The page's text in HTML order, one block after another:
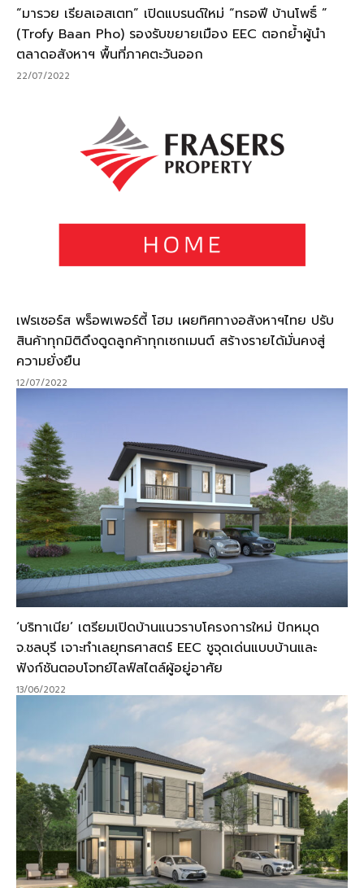
“มารวย เรียลเอสเตท” เปิดแบรนด์ใหม่ “ทรอฟี บ้านโพธิ์ ”
(Trofy Baan Pho) รองรับขยายเมือง EEC ตอกย้ำผู้นำ
ตลาดอสังหาฯ พื้นที่ภาคตะวันออก
22/07/2022
เฟรเซอร์ส พร็อพเพอร์ตี้ โฮม เผยทิศทางอสังหาฯไทย ปรับ
สินค้าทุกมิติดึงดูดลูกค้าทุกเซกเมนต์ สร้างรายได้มั่นคงสู่
ความยั่งยืน
12/07/2022
‘บริทาเนีย’ เตรียมเปิดบ้านแนวราบโครงการใหม่ ปักหมุด
จ.ชลบุรี เจาะทำเลยุทธศาสตร์ EEC ชูจุดเด่นแบบบ้านและ
ฟังก์ชันตอบโจทย์ไลฟ์สไตล์ผู้อยู่อาศัย
13/06/2022